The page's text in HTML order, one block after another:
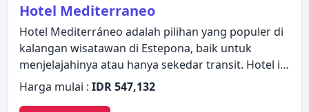
Hotel Mediterraneo
Hotel Mediterráneo adalah pilihan yang populer di
kalangan wisatawan di Estepona, baik untuk
menjelajahinya atau hanya sekedar transit. Hotel ini
menawarkan berbagai fasilitas untuk memastikan
Anda mendapatkan pengalaman yang luar biasa.
Harga mulai : IDR 547,132